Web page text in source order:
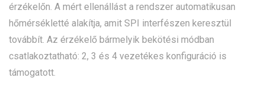
érzékelőn. A mért ellenállást a rendszer automatikusan
hőmérsékletté alakítja, amit SPI interfészen keresztül
továbbít. Az érzékelő bármelyik bekötési módban
csatlakoztatható: 2, 3 és 4 vezetékes konfiguráció is
támogatott.